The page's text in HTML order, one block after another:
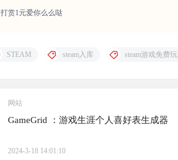
打赏1元爱你么么哒
STEAM steam入库 steam游戏免费玩
网站
GameGrid ：游戏生涯个人喜好表生成器
2024-3-18 14:01:10